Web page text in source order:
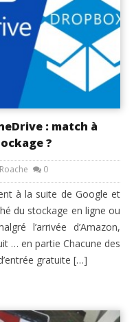
: match à
?
0
à la suite de Google et
du stockage en ligne ou
l’arrivée d’Amazon,
… en partie Chacune des
gratuite […]